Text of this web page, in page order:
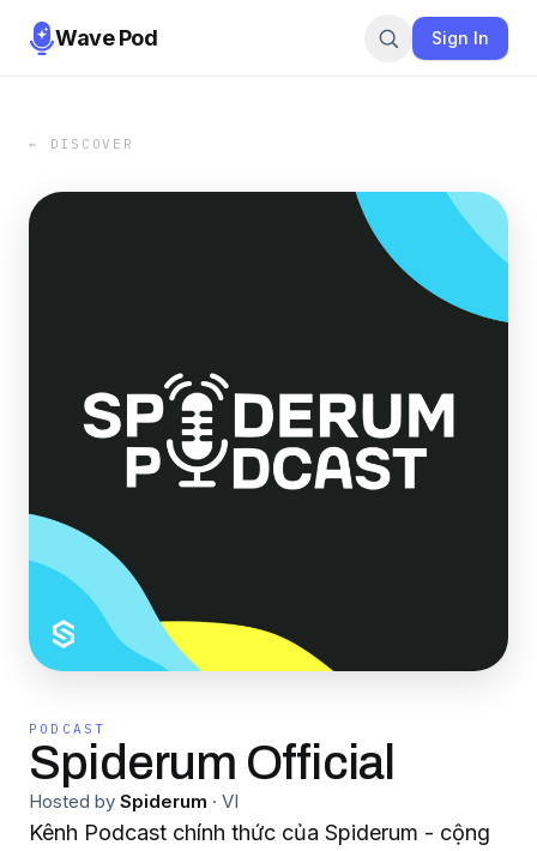
Wave Pod Sign In
← DISCOVER
PODCAST
Spiderum Official
Hosted by Spiderum · VI
Kênh Podcast chính thức của Spiderum - cộng